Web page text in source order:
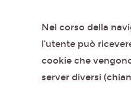
Nel corso della
l’utente può
cookie che
server diversi